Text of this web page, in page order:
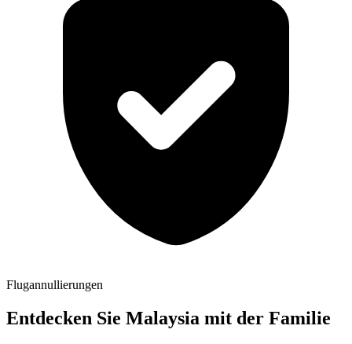
Flugannullierungen
Entdecken Sie Malaysia mit der Familie